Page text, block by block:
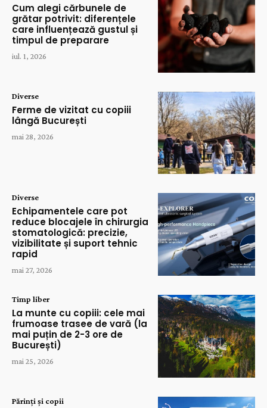
Cum alegi cărbunele de
grătar potrivit: diferențele
care influențează gustul și
timpul de preparare
iul. 1, 2026
Diverse
Ferme de vizitat cu copiii
lângă București
mai 28, 2026
Diverse
Echipamentele care pot
reduce blocajele în chirurgia
stomatologică: precizie,
vizibilitate și suport tehnic
rapid
mai 27, 2026
Timp liber
La munte cu copiii: cele mai
frumoase trasee de vară (la
mai puțin de 2-3 ore de
București)
mai 25, 2026
Părinți și copii